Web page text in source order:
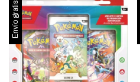
Envío gratis